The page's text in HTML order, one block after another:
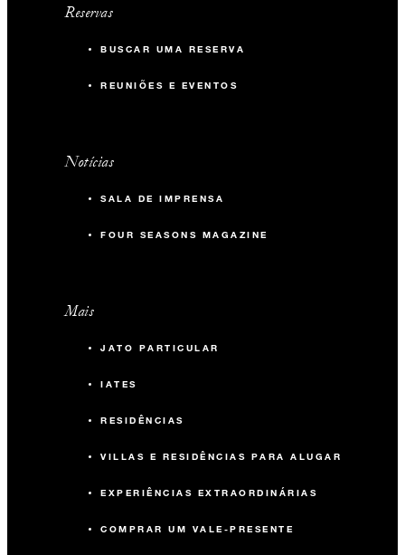
Reservas
BUSCAR UMA RESERVA
REUNIÕES E EVENTOS
Notícias
SALA DE IMPRENSA
FOUR SEASONS MAGAZINE
Mais
JATO PARTICULAR
IATES
RESIDÊNCIAS
VILLAS E RESIDÊNCIAS PARA ALUGAR
EXPERIÊNCIAS EXTRAORDINÁRIAS
COMPRAR UM VALE-PRESENTE